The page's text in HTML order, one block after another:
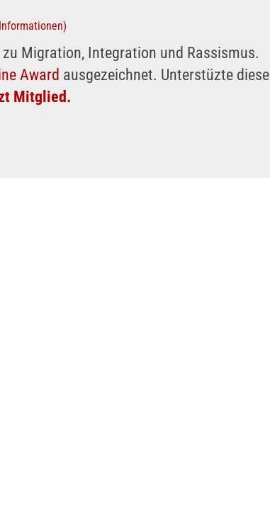
Migration, Integration und Rassismus.
Award ausgezeichnet. Unterstüzte diese
Mitglied.